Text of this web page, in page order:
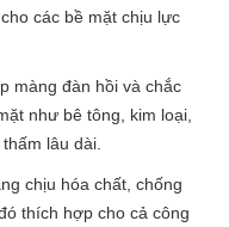
các bề mặt chịu lực
màng đàn hồi và chắc
như bê tông, kim loại,
lâu dài.
chịu hóa chất, chống
thích hợp cho cả công